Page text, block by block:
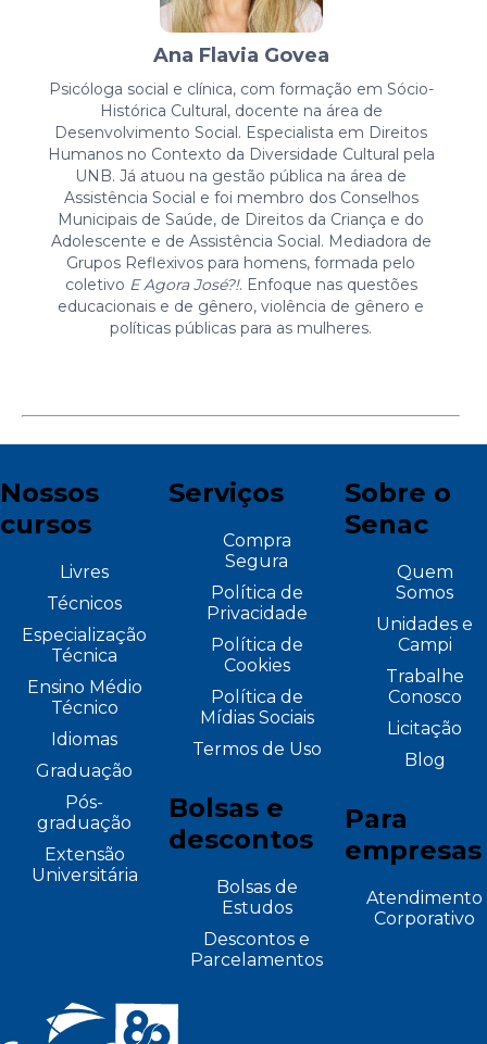
Ana Flavia Govea
Psicóloga social e clínica, com formação em Sócio-
Histórica Cultural, docente na área de
Desenvolvimento Social. Especialista em Direitos
Humanos no Contexto da Diversidade Cultural pela
UNB. Já atuou na gestão pública na área de
Assistência Social e foi membro dos Conselhos
Municipais de Saúde, de Direitos da Criança e do
Adolescente e de Assistência Social. Mediadora de
Grupos Reflexivos para homens, formada pelo
coletivo E Agora José?!. Enfoque nas questões
educacionais e de gênero, violência de gênero e
políticas públicas para as mulheres.
Nossos
cursos
Livres
Técnicos
Especialização
Técnica
Ensino Médio
Técnico
Idiomas
Graduação
Pós-
graduação
Extensão
Universitária
Serviços
Compra
Segura
Política de
Privacidade
Política de
Cookies
Política de
Mídias Sociais
Termos de Uso
Bolsas e
descontos
Bolsas de
Estudos
Descontos e
Parcelamentos
Sobre o
Senac
Quem
Somos
Unidades e
Campi
Trabalhe
Conosco
Licitação
Blog
Para
empresas
Atendimento
Corporativo